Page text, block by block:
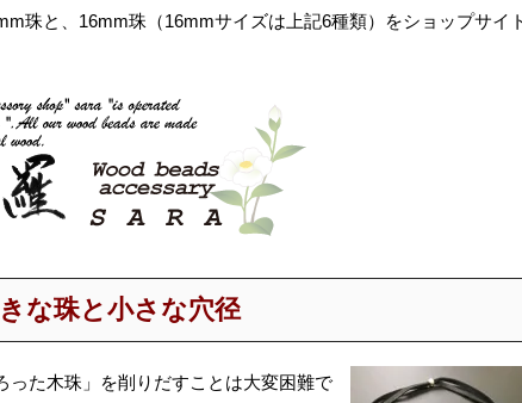
珠と、16mm珠（16mmサイズは上記6種類）をショップサイ
な珠と小さな穴径
た木珠」を削りだすことは大変困難で